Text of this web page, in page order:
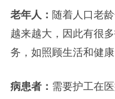
老年人： 随着人口老
越来越大，因此有很
务，如照顾生活和健
病患者： 需要护工在